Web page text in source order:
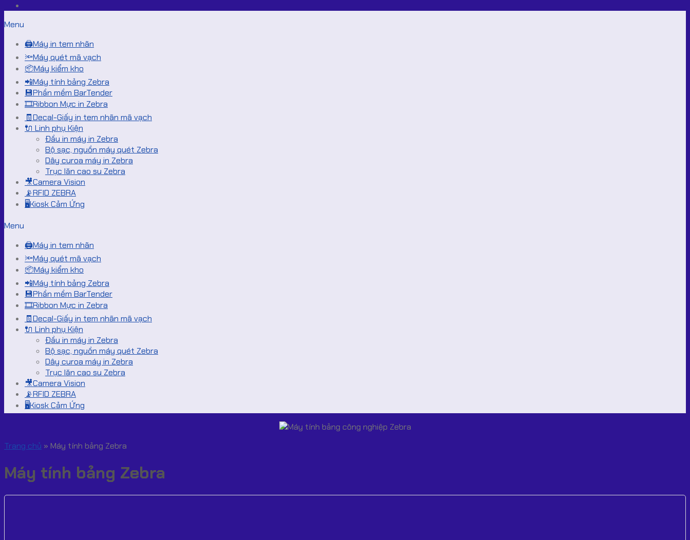
Menu
🖨️Máy in tem nhãn
🔦Máy quét mã vạch
📦Máy kiểm kho
📲Máy tính bảng Zebra
💾Phần mềm BarTender
🎞️Ribbon Mực in Zebra
🧾Decal-Giấy in tem nhãn mã vạch
🔌 Linh phụ Kiện
Đầu in máy in Zebra
Bộ sạc, nguồn máy quét Zebra
Dây curoa máy in Zebra
Trục lăn cao su Zebra
🎥Camera Vision
📡RFID ZEBRA
🖥️Kiosk Cảm Ứng
Menu
🖨️Máy in tem nhãn
🔦Máy quét mã vạch
📦Máy kiểm kho
📲Máy tính bảng Zebra
💾Phần mềm BarTender
🎞️Ribbon Mực in Zebra
🧾Decal-Giấy in tem nhãn mã vạch
🔌 Linh phụ Kiện
Đầu in máy in Zebra
Bộ sạc, nguồn máy quét Zebra
Dây curoa máy in Zebra
Trục lăn cao su Zebra
🎥Camera Vision
📡RFID ZEBRA
🖥️Kiosk Cảm Ứng
Trang chủ » Máy tính bảng Zebra
Máy tính bảng Zebra